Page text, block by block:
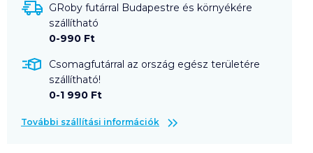
GRoby futárral Budapestre és környékére
szállítható
0-990 Ft
Csomagfutárral az ország egész területére
szállítható!
0-1 990 Ft
További szállítási információk